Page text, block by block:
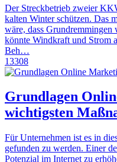
Der Streckbetrieb zweier
kalten Winter schützen. Das
wäre, dass
könnte Windkraft und Strom
Beh…
13308
Grundlagen
wichtigsten
Für Unternehmen ist es in
gefunden zu werden. Einer
Potenzial im Internet zu